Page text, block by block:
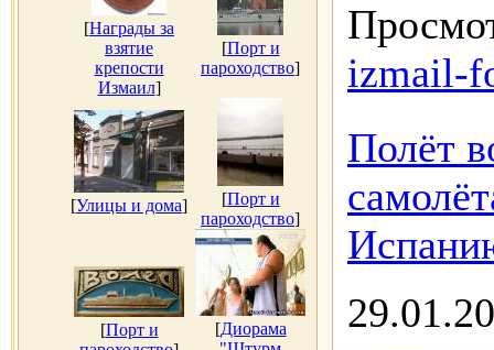
[Награды за
взятие
крепости
Измаил]
[Порт и
пароходство]
[Улицы и дома] [Порт и
пароходство]
[Порт и
[Диорама
izmail-
Полёт